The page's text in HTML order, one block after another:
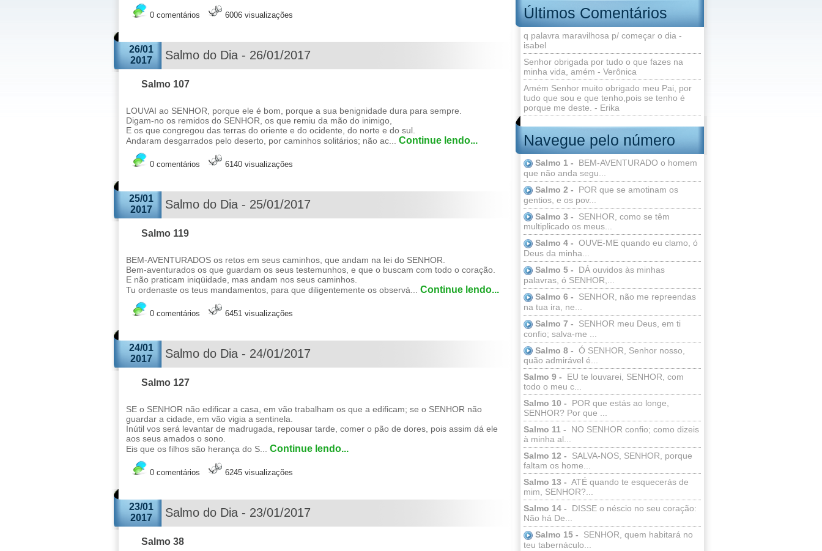
Últimos Comentários
q palavra maravilhosa p/ começar o dia -
isabel
Senhor obrigada por tudo o que fazes na
minha vida, amém - Verônica
Amém Senhor muito obrigado meu Pai, por
tudo que sou e que tenho,pois se tenho é
porque me deste. - Erika
Navegue pelo número
Salmo 1 -
BEM-AVENTURADO o homem
que não anda segu...
Salmo 2 -
POR que se amotinam os
gentios, e os pov...
Salmo 3 -
SENHOR, como se têm
multiplicado os meus...
Salmo 4 - OUVE-ME quando eu clamo, ó
Deus da minha...
Salmo 5 -
DÁ ouvidos às minhas
palavras, ó SENHOR,...
Salmo 6 -
SENHOR, não me repreendas
na tua ira, ne...
Salmo 7 -
SENHOR meu Deus, em ti
confio; salva-me ...
Salmo 8 - Ó SENHOR, Senhor nosso,
quão admirável é...
Salmo 9 -
EU te louvarei, SENHOR, com
todo o meu c...
Salmo 10 -
POR que estás ao longe,
SENHOR? Por que ...
Salmo 11 -
NO SENHOR confio; como dizeis
à minha al...
Salmo 12 -
SALVA-NOS, SENHOR, porque
faltam os home...
Salmo 13 - ATÉ quando te esquecerás de
mim, SENHOR?...
Salmo 14 -
DISSE o néscio no seu coração:
Não há De...
Salmo 15 -
SENHOR, quem habitará no
teu tabernáculo...
0 comentários 6006 visualizações
26/01
2017
Salmo do Dia - 26/01/2017
Salmo 107
LOUVAI ao SENHOR, porque ele é bom, porque a sua benignidade dura para sempre.
Digam-no os remidos do SENHOR, os que remiu da mão do inimigo,
E os que congregou das terras do oriente e do ocidente, do norte e do sul.
Andaram desgarrados pelo deserto, por caminhos solitários; não ac... Continue lendo...
0 comentários 6140 visualizações
25/01
2017
Salmo do Dia - 25/01/2017
Salmo 119
BEM-AVENTURADOS os retos em seus caminhos, que andam na lei do SENHOR.
Bem-aventurados os que guardam os seus testemunhos, e que o buscam com todo o coração.
E não praticam iniqüidade, mas andam nos seus caminhos.
Tu ordenaste os teus mandamentos, para que diligentemente os observá... Continue lendo...
0 comentários 6451 visualizações
24/01
2017
Salmo do Dia - 24/01/2017
Salmo 127
SE o SENHOR não edificar a casa, em vão trabalham os que a edificam; se o SENHOR não
guardar a cidade, em vão vigia a sentinela.
Inútil vos será levantar de madrugada, repousar tarde, comer o pão de dores, pois assim dá ele
aos seus amados o sono.
Eis que os filhos são herança do S... Continue lendo...
0 comentários 6245 visualizações
23/01
2017
Salmo do Dia - 23/01/2017
Salmo 38